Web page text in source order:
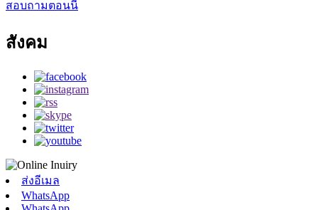
สอบถามตอนนี้
สังคม
ส่งอีเมล
WhatsApp